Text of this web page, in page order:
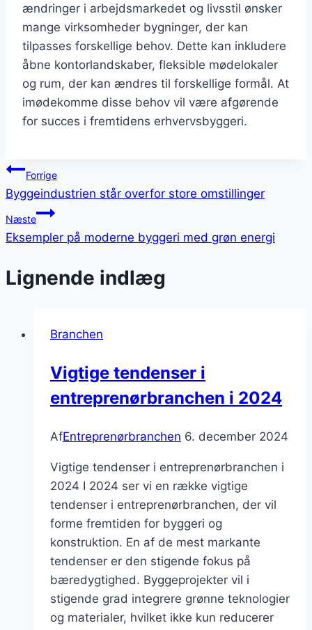
ændringer i arbejdsmarkedet og livsstil ønsker
mange virksomheder bygninger, der kan
tilpasses forskellige behov. Dette kan inkludere
åbne kontorlandskaber, fleksible mødelokaler
og rum, der kan ændres til forskellige formål. At
imødekomme disse behov vil være afgørende
for succes i fremtidens erhvervsbyggeri.
Indlægsnavigation
Forrige
Byggeindustrien står overfor store omstillinger
Næste
Eksempler på moderne byggeri med grøn energi
Lignende indlæg
Branchen
Vigtige tendenser i
entreprenørbranchen i 2024
AfEntreprenørbranchen 6. december 2024
Vigtige tendenser i entreprenørbranchen i
2024 I 2024 ser vi en række vigtige
tendenser i entreprenørbranchen, der vil
forme fremtiden for byggeri og
konstruktion. En af de mest markante
tendenser er den stigende fokus på
bæredygtighed. Byggeprojekter vil i
stigende grad integrere grønne teknologier
og materialer, hvilket ikke kun reducerer